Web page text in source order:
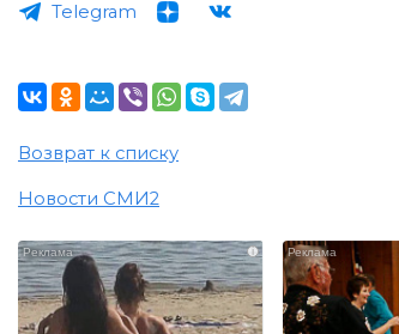
Telegram
Возврат к списку
Новости СМИ2
i